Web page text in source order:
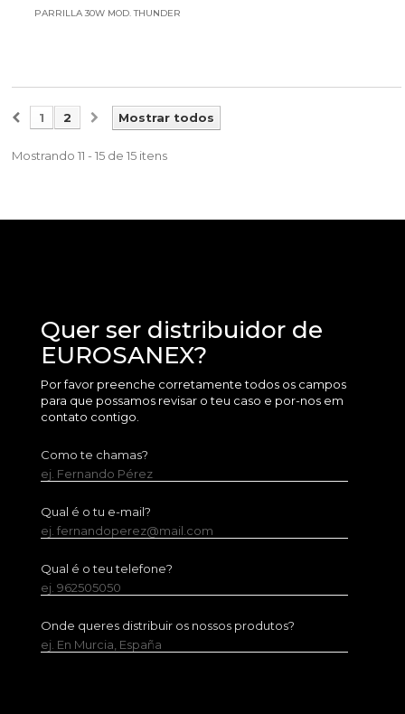
PARRILLA 30W MOD. THUNDER
Mostrar todos
1 2
Mostrando 11 - 15 de 15 itens
Quer ser distribuidor de
EUROSANEX?
Por favor preenche corretamente todos os campos
para que possamos revisar o teu caso e por-nos em
contato contigo.
Como te chamas?
ej. Fernando Pérez
Qual é o tu e-mail?
ej. fernandoperez@mail.com
Qual é o teu telefone?
ej. 962505050
Onde queres distribuir os nossos produtos?
ej. En Murcia, España